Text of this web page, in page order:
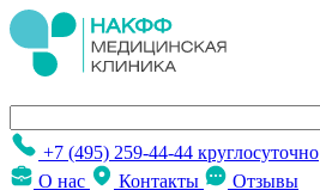
+7 (495) 259-44-44 круглосуточно
О нас
Контакты
Отзывы